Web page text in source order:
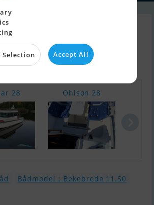
11.50 sejlbåd |
28 Ohlson 28
Bådmodel : Bekebrede 11.50
Selection Accept All